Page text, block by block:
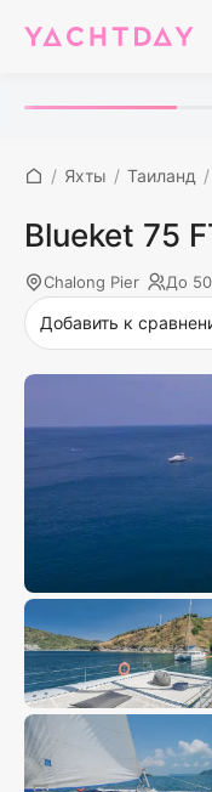
/ Яхты / Таиланд /
Blueket 75
Chalong Pier До
Добавить к